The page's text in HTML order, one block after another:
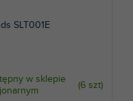
SLT001E
w sklepie
(6 szt)